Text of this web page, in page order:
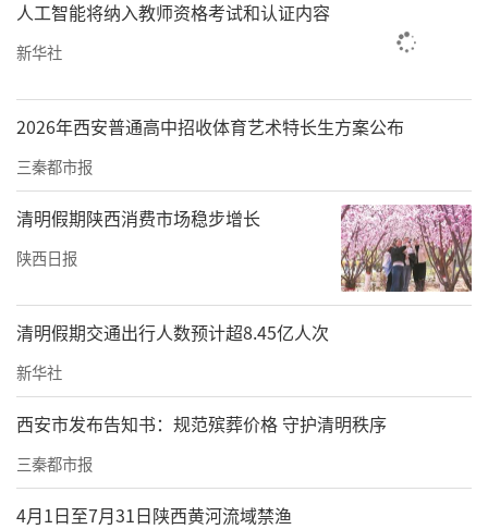
人工智能将纳入教师资格考试和认证内容
新华社
2026年西安普通高中招收体育艺术特长生方案公布
三秦都市报
清明假期陕西消费市场稳步增长
陕西日报
清明假期交通出行人数预计超8.45亿人次
新华社
西安市发布告知书：规范殡葬价格 守护清明秩序
三秦都市报
4月1日至7月31日陕西黄河流域禁渔